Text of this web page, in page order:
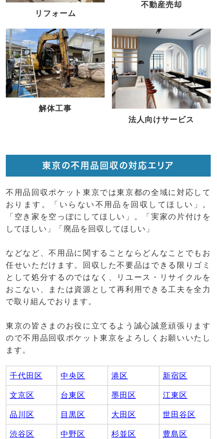
リフォーム
不動産売却
解体工事
法人向けサービス
東京の不用品回収の対応エリア
不用品回収ポケット東京では東京都の全域に対応して
おります。「いらない不用品を回収してほしい」。
「空き家を空っぽにしてほしい」。「実家の片付けを
してほしい」「廃品を回収してほしい」
などなど、不用品に関することならどんなことでもお
任せいただけます。回収した不要品はできる限りゴミ
として処分するのではなく、リユース・リサイクルを
おこない、または資源として再利用できる工夫を全力
で取り組んでおります。
東京の皆さまのお役に立てるよう誠心誠意頑張ります
ので不用品回収ポケット東京をよろしくお願いいたし
ます。
千代田区 中央区 港区 新宿区
文京区 台東区 墨田区 江東区
品川区 目黒区 大田区 世田谷区
渋谷区 中野区 杉並区 豊島区